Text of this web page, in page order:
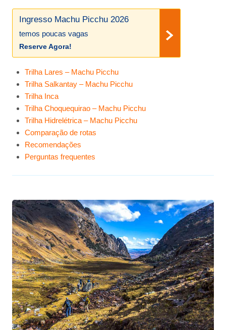
Ingresso Machu Picchu 2026
temos poucas vagas
Reserve Agora!
Trilha Lares – Machu Picchu
Trilha Salkantay – Machu Picchu
Trilha Inca
Trilha Choquequirao – Machu Picchu
Trilha Hidrelétrica – Machu Picchu
Comparação de rotas
Recomendações
Perguntas frequentes